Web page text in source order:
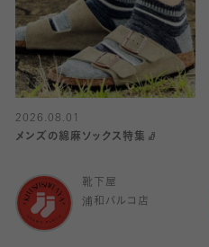
2026.08.01
メンズの綿麻ソックス特集🧦
靴下屋
浦和パルコ店